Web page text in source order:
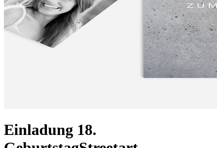
Einladung 18.